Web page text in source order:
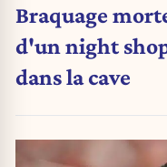
Braquage
d'un night
dans la cave